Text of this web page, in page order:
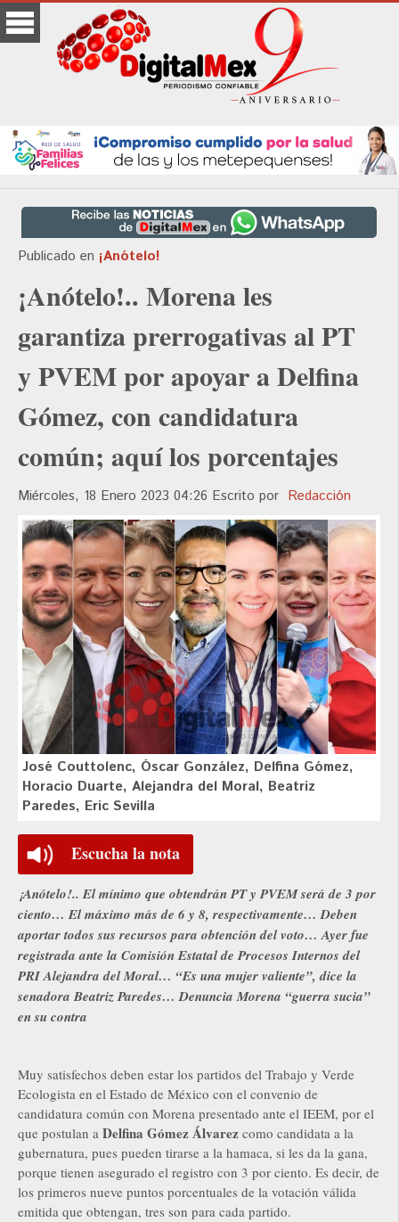
Publicado en ¡Anótelo!
¡Anótelo!.. Morena les
garantiza prerrogativas al PT
y PVEM por apoyar a Delfina
Gómez, con candidatura
común; aquí los porcentajes
Miércoles, 18 Enero 2023 04:26 Escrito por Redacción
José Couttolenc, Óscar González, Delfina Gómez,
Horacio Duarte, Alejandra del Moral, Beatriz
Paredes, Eric Sevilla
Escucha la nota
¡Anótelo!.. El mínimo que obtendrán PT y PVEM será de 3 por
ciento… El máximo más de 6 y 8, respectivamente… Deben
aportar todos sus recursos para obtención del voto… Ayer fue
registrada ante la Comisión Estatal de Procesos Internos del
PRI Alejandra del Moral… “Es una mujer valiente”, dice la
senadora Beatriz Paredes… Denuncia Morena “guerra sucia”
en su contra
Muy satisfechos deben estar los partidos del Trabajo y Verde
Ecologista en el Estado de México con el convenio de
candidatura común con Morena presentado ante el IEEM, por el
que postulan a Delfina Gómez Álvarez como candidata a la
gubernatura, pues pueden tirarse a la hamaca, si les da la gana,
porque tienen asegurado el registro con 3 por ciento. Es decir, de
los primeros nueve puntos porcentuales de la votación válida
emitida que obtengan, tres son para cada partido.